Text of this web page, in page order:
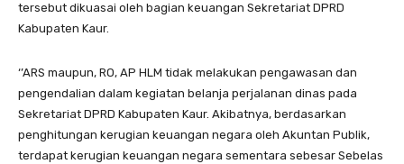
tersebut dikuasai oleh bagian keuangan Sekretariat DPRD
Kabupaten Kaur.
‘’ARS maupun, RO, AP HLM tidak melakukan pengawasan dan
pengendalian dalam kegiatan belanja perjalanan dinas pada
Sekretariat DPRD Kabupaten Kaur. Akibatnya, berdasarkan
penghitungan kerugian keuangan negara oleh Akuntan Publik,
terdapat kerugian keuangan negara sementara sebesar Sebelas